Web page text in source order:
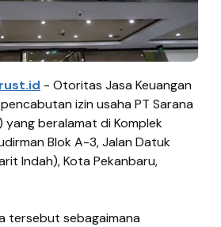
- Otoritas Jasa Keuangan
izin usaha PT Sarana
yang beralamat di Komplek
Blok A-3, Jalan Datuk
Indah), Kota Pekanbaru,
tersebut sebagaimana